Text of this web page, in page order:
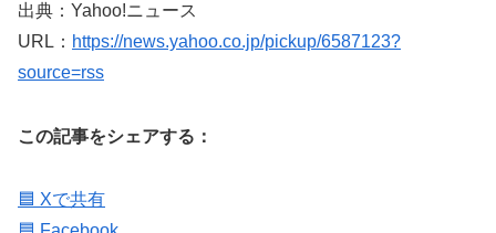
出典：Yahoo!ニュース
URL： https://news.yahoo.co.jp/pickup/6587123?
source=rss
この記事をシェアする：
🟦 Xで共有